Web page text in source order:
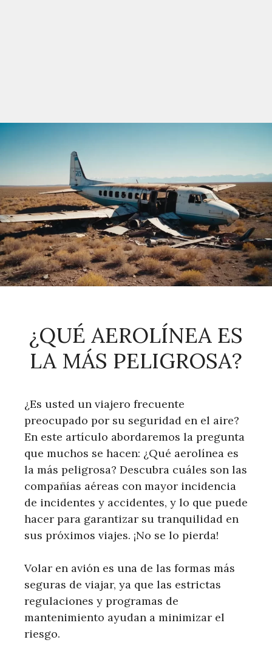
¿QUÉ AEROLÍNEA ES
LA MÁS PELIGROSA?
¿Es usted un viajero frecuente
preocupado por su seguridad en el aire?
En este artículo abordaremos la pregunta
que muchos se hacen: ¿Qué aerolínea es
la más peligrosa? Descubra cuáles son las
compañías aéreas con mayor incidencia
de incidentes y accidentes, y lo que puede
hacer para garantizar su tranquilidad en
sus próximos viajes. ¡No se lo pierda!
Volar en avión es una de las formas más
seguras de viajar, ya que las estrictas
regulaciones y programas de
mantenimiento ayudan a minimizar el
riesgo.